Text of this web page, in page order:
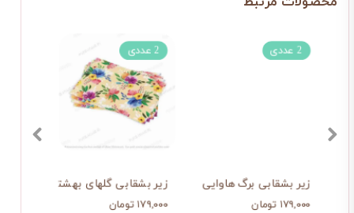
زیر بشقابی گلهای بهشتی 6
۱۷۹,۰۰۰ تومان
2 عددی
زیر بشقابی برگ هاوایی
۱۷۹,۰۰۰ تومان
2 عددی